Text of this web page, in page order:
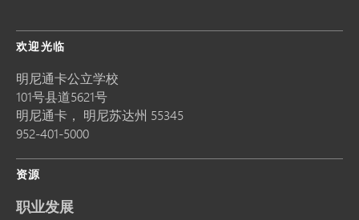
欢迎光临
明尼通卡公立学校
101号县道5621号
明尼通卡， 明尼苏达州 55345
952-401-5000
资源
职业发展